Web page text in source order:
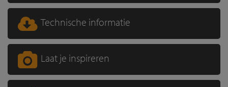
Technische informatie
Laat je inspireren